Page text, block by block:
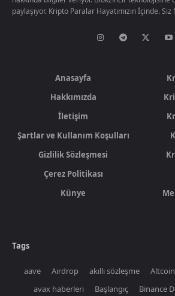
paylaşıyor. Kripto Paralar Hayatımızın İçinde.
Anasayfa
Hakkımızda
İletişim
Şartlar ve Kullanım Koşulları
Gizlilik Sözleşmesi
Çerez Politikası
Künye
Tags
aave Airdrop akıllı sözleşme Altcoin
avax haberleri
Başlangıç Binance